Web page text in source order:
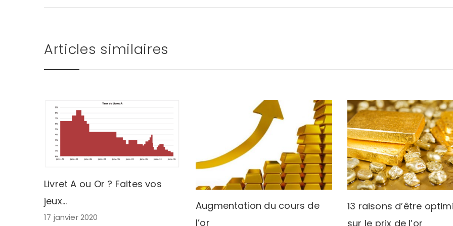
Articles similaires
Livret A ou Or ? Faites vos
jeux…
17 janvier 2020
Augmentation du cours de
l’or
13 raisons d’être
sur le prix de l’or